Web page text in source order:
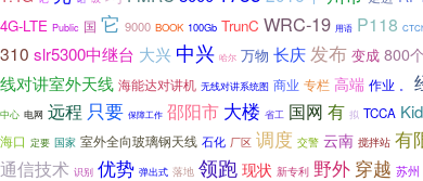
4G-LTE Public 国 它 9000 BOOK 100Gb TrunC WRC-19 用语 P118
310 slr5300中继台 大兴 中兴 哈尔 万物 长庆发布 变成 800个
线对讲室外天线 海能达对讲机 无线对讲系统图 商业 专栏 高端 作业 。
中心 电网 远程 只要 保障工作 邵阳市 大楼 省工 国网 有 拟 TCCA
海口 定要 国家 室外全向玻璃钢天线 石化 厂区 调度 交警 云南 搅拌站 有
通信技术 识别 优势 弹出式 落地 领跑现状 新专利 野外 穿越 苏州